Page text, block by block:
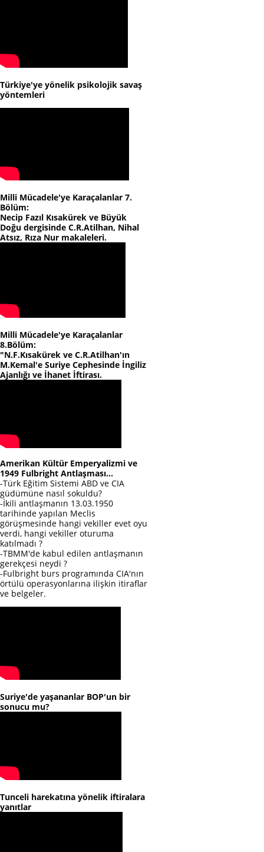
Türkiye'ye yönelik psikolojik savaş
yöntemleri
Milli Mücadele'ye Karaçalanlar 7.
Bölüm:
Necip Fazıl Kısakürek ve Büyük
Doğu dergisinde C.R.Atilhan, Nihal
Atsız, Rıza Nur makaleleri.
Milli Mücadele'ye Karaçalanlar
8.Bölüm:
"N.F.Kısakürek ve C.R.Atilhan'ın
M.Kemal'e Suriye Cephesinde İngiliz
Ajanlığı ve İhanet İftirası.
Amerikan Kültür Emperyalizmi ve
1949 Fulbright Antlaşması...
-Türk Eğitim Sistemi ABD ve CIA
güdümüne nasıl sokuldu?
-İkili antlaşmanın 13.03.1950
tarihinde yapılan Meclis
görüşmesinde hangi vekiller evet oyu
verdi, hangi vekiller oturuma
katılmadı ?
-TBMM'de kabul edilen antlaşmanın
gerekçesi neydi ?
-Fulbright burs programında CIA'nın
örtülü operasyonlarına ilişkin itiraflar
ve belgeler.
Suriye'de yaşananlar BOP'un bir
sonucu mu?
Tunceli harekatına yönelik iftiralara
yanıtlar